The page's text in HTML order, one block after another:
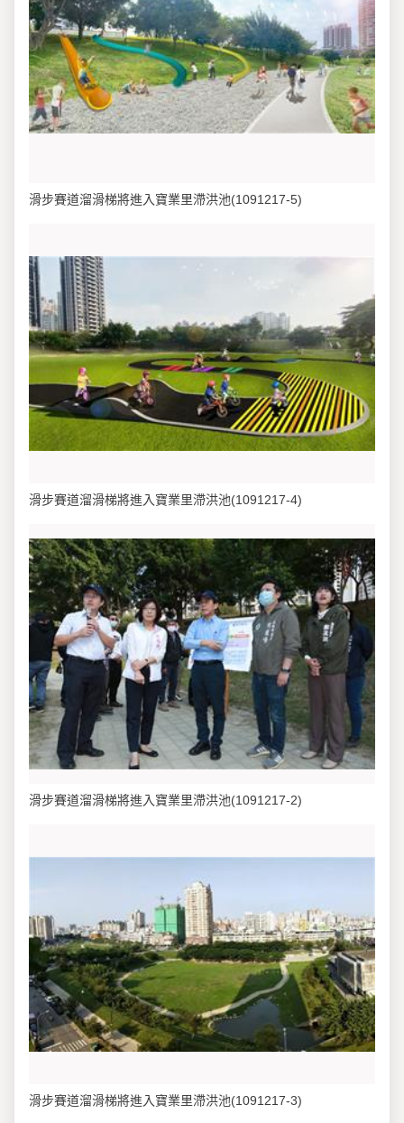
滑步賽道溜滑梯將進入寶業里滯洪池(1091217-5)
滑步賽道溜滑梯將進入寶業里滯洪池(1091217-4)
滑步賽道溜滑梯將進入寶業里滯洪池(1091217-2)
滑步賽道溜滑梯將進入寶業里滯洪池(1091217-3)